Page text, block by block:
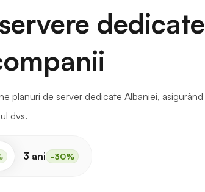
dedicate
planuri de server dedicate Albaniei, asigurând
dvs.
3 ani -30%